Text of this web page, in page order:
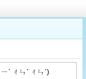
ˋ ㄔㄣˊ ㄔㄣˊ)